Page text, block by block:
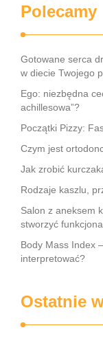
Polecamy
Gotowane serca
w diecie Twojego
Ego: niezbędna
achillesowa”?
Początki Pizzy:
Czym jest
Jak zrobić
Rodzaje kaszlu,
Salon z aneksem
stworzyć
Body Mass Index
interpretować?
Ostatnie